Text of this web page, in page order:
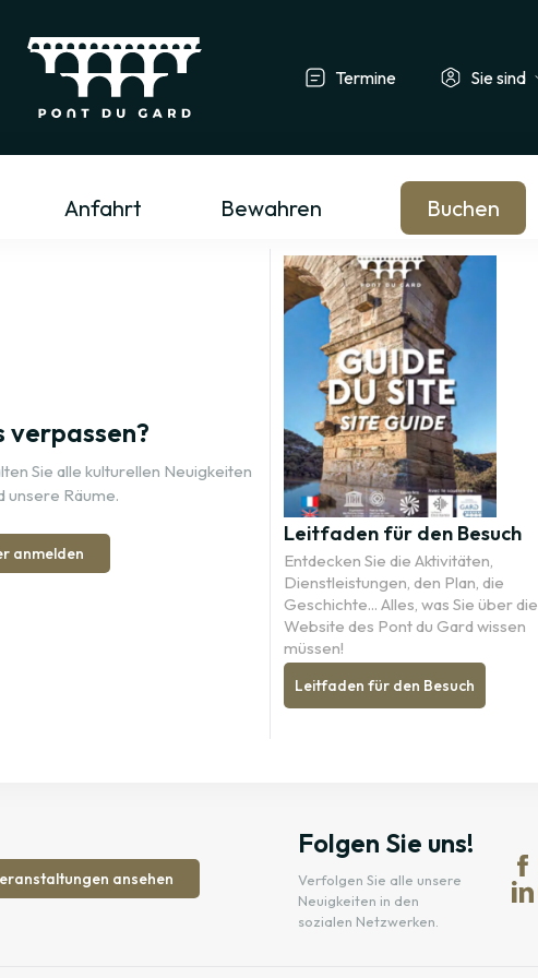
Termine Sie sind
Tourismusfachmann/-frau & Gruppe
Anfahrt Bewahren Buchen
du Gard?
verpassen?
Sie alle kulturellen Neuigkeiten
unsere Räume.
anmelden
Leitfaden für den Besuch
Entdecken Sie die Aktivitäten,
Dienstleistungen, den Plan, die
Geschichte... Alles, was Sie über die
Website des Pont du Gard wissen
müssen!
Leitfaden für den Besuch
ansehen
Folgen Sie uns!
Verfolgen Sie alle unsere
Neuigkeiten in den
sozialen Netzwerken.